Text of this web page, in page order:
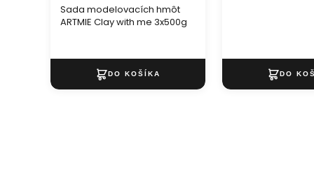
Sada modelovacích hmôt
ARTMIE Clay with me 3x500g